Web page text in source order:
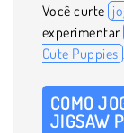
Você curte
experimentar
Cute Puppies .
COMO
JIGSAW